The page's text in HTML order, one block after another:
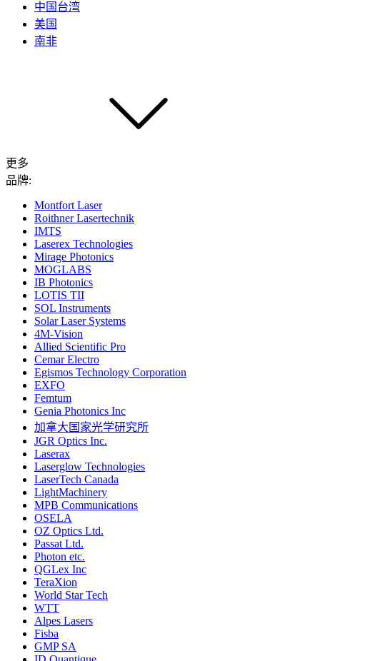
中国台湾
美国
南非
更多
品牌:
Montfort Laser
Roithner Lasertechnik
IMTS
Laserex Technologies
Mirage Photonics
MOGLABS
IB Photonics
LOTIS TII
SOL Instruments
Solar Laser Systems
4M-Vision
Allied Scientific Pro
Cemar Electro
Egismos Technology Corporation
EXFO
Femtum
Genia Photonics Inc
加拿大国家光学研究所
JGR Optics Inc.
Laserax
Laserglow Technologies
LaserTech Canada
LightMachinery
MPB Communications
OSELA
OZ Optics Ltd.
Passat Ltd.
Photon etc.
QGLex Inc
TeraXion
World Star Tech
WTT
Alpes Lasers
Fisba
GMP SA